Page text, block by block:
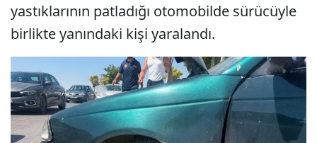
yastıklarının patladığı otomobilde sürücüyle
birlikte yanındaki kişi yaralandı.